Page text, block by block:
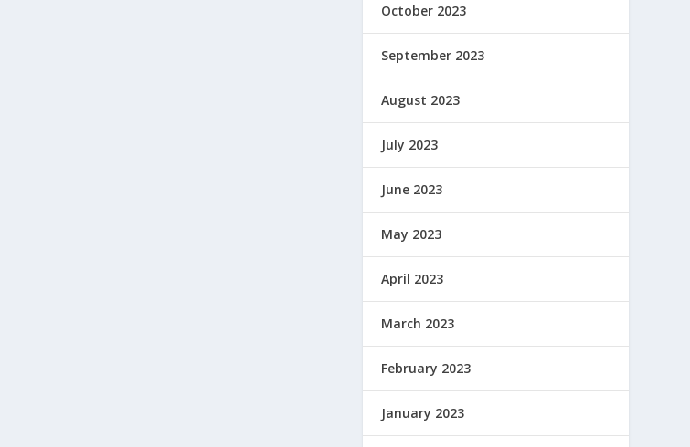
October 2023
September 2023
August 2023
July 2023
June 2023
May 2023
April 2023
March 2023
February 2023
January 2023